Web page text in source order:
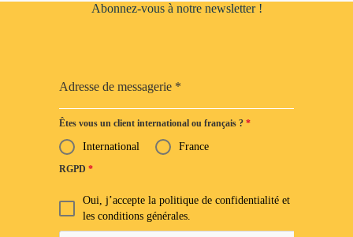
Abonnez-vous à notre newsletter !
Adresse de messagerie *
Êtes vous un client international ou français ? *
International France
RGPD *
Oui, j’accepte la politique de confidentialité et
les conditions générales.